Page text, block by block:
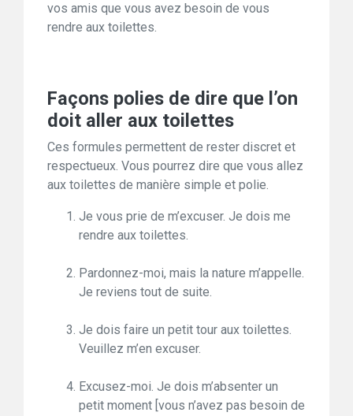
vos amis que vous avez besoin de vous
rendre aux toilettes.
Façons polies de dire que l’on
doit aller aux toilettes
Ces formules permettent de rester discret et
respectueux. Vous pourrez dire que vous allez
aux toilettes de manière simple et polie.
Je vous prie de m’excuser. Je dois me
rendre aux toilettes.
Pardonnez-moi, mais la nature m’appelle.
Je reviens tout de suite.
Je dois faire un petit tour aux toilettes.
Veuillez m’en excuser.
Excusez-moi. Je dois m’absenter un
petit moment [vous n’avez pas besoin de